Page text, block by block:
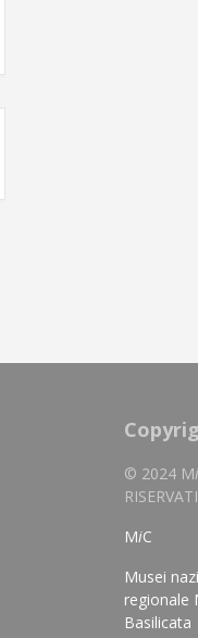
© 2024 Mi
MiC
Musei
regionale
Basilicata